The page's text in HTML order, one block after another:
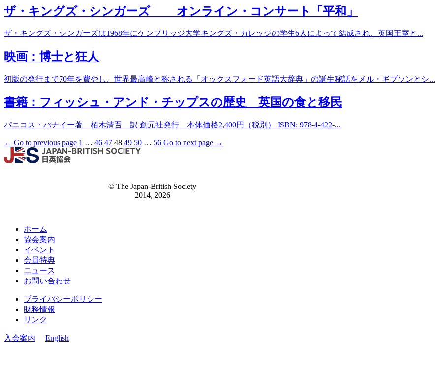
ザ・キングズ・シンガーズ オンライン・コンサート「平和」
ザ・キングズ・シンガーズは1968年にケンブリッジ大学キングズ・カレッジの学生6人によって結成され、英国王室と...
映画：博士と狂人
初版の発行まで70年を費やし、世界最高峰と称される「オックスフォード英語大辞典」の誕生秘話をメル・ギブソンとシ...
書籍：フィッシュ・アンド・チップスの歴史 英国の食と移民
パニコス・パナイー著 栢木清吾 訳 創元社発行 本体価格2,400円（税別） ISBN: 978-4-422-...
← Go to previous page 1 … 46 47 48 49 50 … 56 Go to next page →
© The Japan-British Society
2014, 2026
ホーム
協会案内
イベント
会員特典
ニュース
お問い合わせ
プライバシーポリシー
財務情報
リンク
入会案内 English